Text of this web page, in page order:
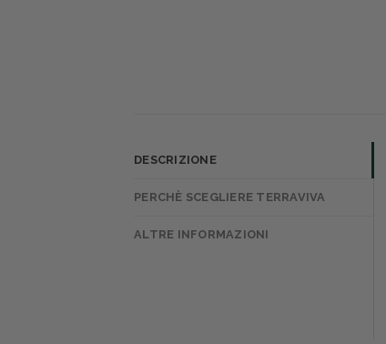
DESCRIZIONE
PERCHÈ SCEGLIERE TERRAVIVA
ALTRE INFORMAZIONI